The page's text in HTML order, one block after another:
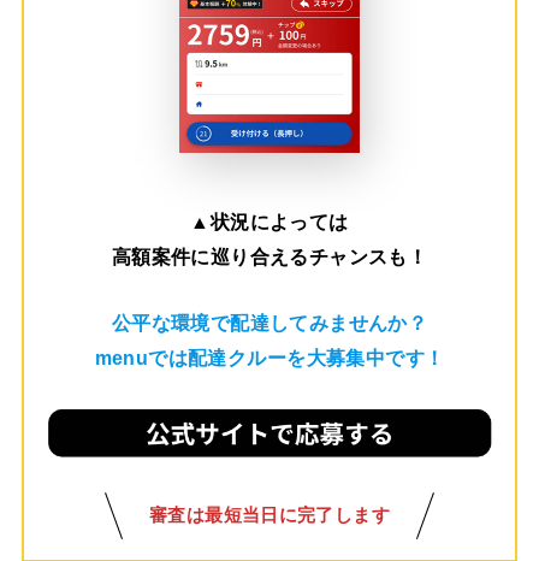
▲状況によっては
高額案件に巡り合えるチャンスも！
公平な環境で配達してみませんか？
menuでは配達クルーを大募集中です！
審査は最短当日に完了します